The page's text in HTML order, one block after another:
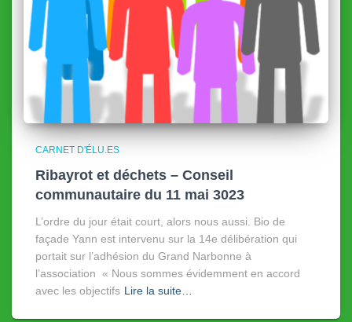
CARNET D'ÉLU.ES
Ribayrot et déchets – Conseil
communautaire du 11 mai 3023
L’ordre du jour était court, alors nous aussi. Bio de
façade Yann est intervenu sur la 14e délibération qui
portait sur l’adhésion du Grand Narbonne à
l’association « Nous sommes évidemment en accord
avec les objectifs Lire la suite…